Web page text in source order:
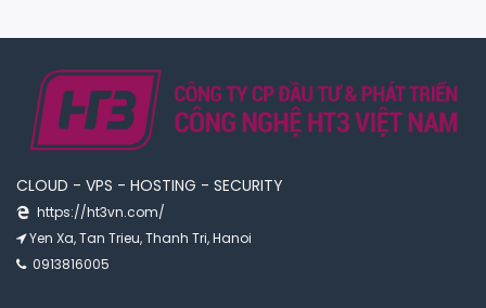
CLOUD - VPS - HOSTING - SECURITY
https://ht3vn.com/
Yen Xa, Tan Trieu, Thanh Tri, Hanoi
0913816005